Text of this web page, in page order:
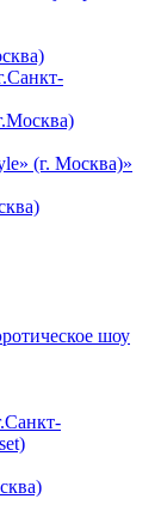
(г. Москва)»
шоу